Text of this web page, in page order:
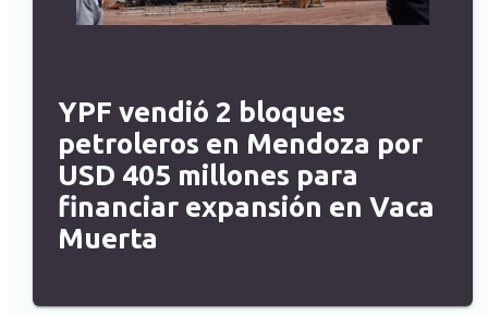
YPF vendió 2 bloques
petroleros en Mendoza por
USD 405 millones para
financiar expansión en Vaca
Muerta